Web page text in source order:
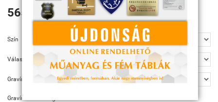
565 Ft
Szín
Választható méret
Gravírozás
Gravírozás szövege